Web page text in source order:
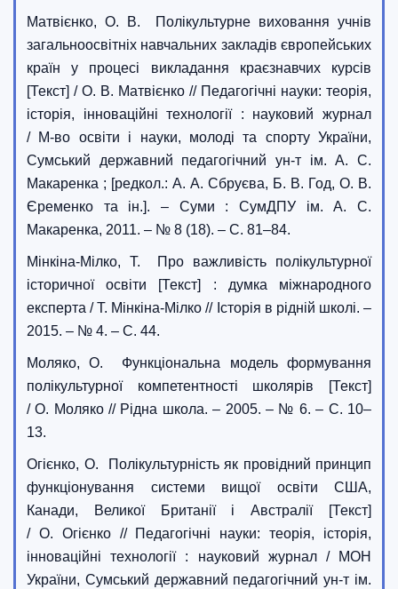
Матвієнко, О. В. Полікультурне виховання учнів
загальноосвітніх навчальних закладів європейських
країн у процесі викладання краєзнавчих курсів
[Текст] / О. В. Матвієнко // Педагогічні науки: теорія,
історія, інноваційні технології : науковий журнал
/ М-во освіти і науки, молоді та спорту України,
Сумський державний педагогічний ун-т ім. А. С.
Макаренка ; [редкол.: А. А. Сбруєва, Б. В. Год, О. В.
Єременко та ін.]. – Суми : СумДПУ ім. А. С.
Макаренка, 2011. – № 8 (18). – С. 81–84.
Мінкіна-Мілко, Т. Про важливість полікультурної
історичної освіти [Текст] : думка міжнародного
експерта / Т. Мінкіна-Мілко // Історія в рідній школі. –
2015. – № 4. – С. 44.
Моляко, О. Функціональна модель формування
полікультурної компетентності школярів [Текст]
/ О. Моляко // Рідна школа. – 2005. – № 6. – С. 10–
13.
Огієнко, О. Полікультурність як провідний принцип
функціонування системи вищої освіти США,
Канади, Великої Британії і Австралії [Текст]
/ О. Огієнко // Педагогічні науки: теорія, історія,
інноваційні технології : науковий журнал / МОН
України, Сумський державний педагогічний ун-т ім.